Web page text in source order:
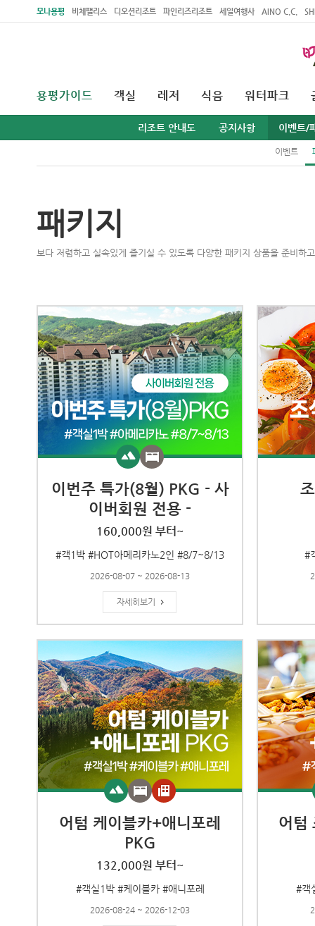
모나용평 비체팰리스 디오션리조트 파인리즈리조트 세일여행사 AINO C.C.
용평가이드
리조트 안내도 공지사항 이벤트/
이벤트
객실 레저 식음 워터파크
패키지
보다 저렴하고 실속있게 즐기실 수 있도록 다양한 패키지 상품을 준비하
이번주 특가(8월) PKG - 사
이버회원 전용 -
160,000원 부터~
#객1박 #HOT아메리카노2인 #8/7~8/13
2026-08-07 ~ 2026-08-13
자세히보기
#
어텀 케이블카+애니포레
PKG
132,000원 부터~
#객실1박 #케이블카 #애니포레
2026-08-24 ~ 2026-12-03
어텀
#객